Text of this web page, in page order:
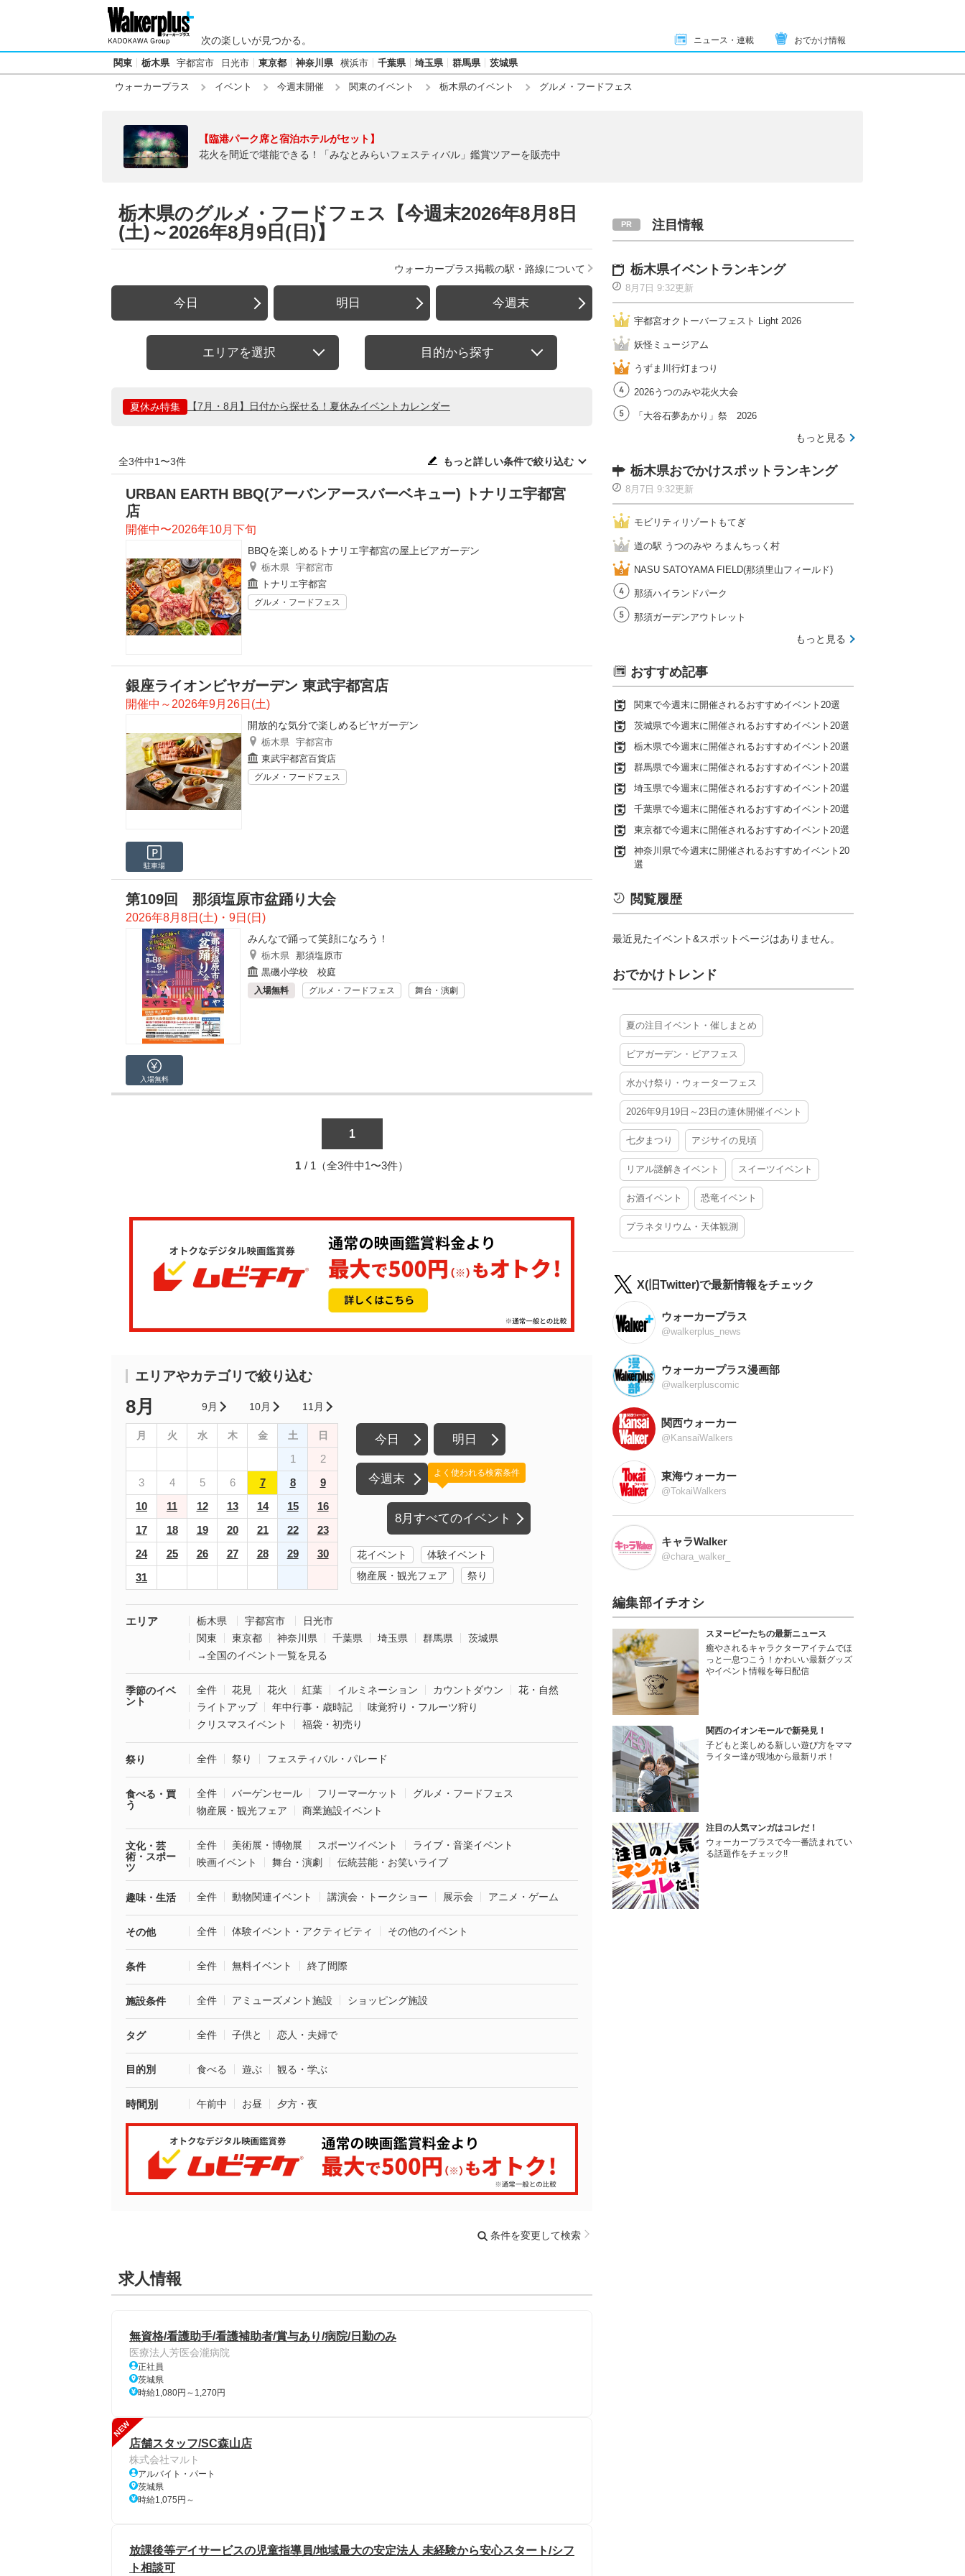
次の楽しいが見つかる。 ニュース・連載 おでかけ情報
関東 栃木県 宇都宮市 日光市 東京都 神奈川県 横浜市 千葉県 埼玉県 群馬県 茨城県
ウォーカープラス イベント 今週末開催 関東のイベント 栃木県のイベント グルメ・フードフェス
【臨港パーク席と宿泊ホテルがセット】
花火を間近で堪能できる！「みなとみらいフェスティバル」鑑賞ツアーを販売中
栃木県のグルメ・フードフェス【今週末2026年8月8日
(土)～2026年8月9日(日)】
ウォーカープラス掲載の駅・路線について
今日 明日 今週末
エリアを選択 目的から探す
夏休み特集 【7月・8月】日付から探せる！夏休みイベントカレンダー
全3件中1〜3件 もっと詳しい条件で絞り込む
URBAN EARTH BBQ(アーバンアースバーベキュー) トナリエ宇都宮
店
開催中〜2026年10月下旬
BBQを楽しめるトナリエ宇都宮の屋上ビアガーデン
栃木県 宇都宮市
トナリエ宇都宮
グルメ・フードフェス
銀座ライオンビヤガーデン 東武宇都宮店
開催中～2026年9月26日(土)
開放的な気分で楽しめるビヤガーデン
栃木県 宇都宮市
東武宇都宮百貨店
グルメ・フードフェス
駐車場
第109回 那須塩原市盆踊り大会
2026年8月8日(土)・9日(日)
みんなで踊って笑顔になろう！
栃木県 那須塩原市
黒磯小学校 校庭
入場無料 グルメ・フードフェス 舞台・演劇
入場無料
1
1 / 1（全3件中1〜3件）
エリアやカテゴリで絞り込む
8月 9月 10月 11月
月 火 水 木 金 土 日
1
2
3
4 5 6 7 8
9
10
11 12 13 14 15
16
17
18 19 20 21 22
23
24
25 26 27 28 29
30
31
今日 明日
今週末
8月すべてのイベント
よく使われる検索条件
花イベント
体験イベント
物産展・観光フェア
祭り
エリア 栃木県 宇都宮市
日光市
関東
東京都 神奈川県 千葉県 埼玉県 群馬県
茨城県
→全国のイベント一覧を見る
季節のイベ
ント
全件 花見 花火 紅葉 イルミネーション カウントダウン
花・自然
ライトアップ
年中行事・歳時記
味覚狩り・フルーツ狩り
クリスマスイベント
福袋・初売り
祭り 全件 祭り フェスティバル・パレード
食べる・買
う
全件 バーゲンセール フリーマーケット
グルメ・フードフェス
物産展・観光フェア
商業施設イベント
文化・芸
術・スポー
ツ
全件 美術展・博物展 スポーツイベント
ライブ・音楽イベント
映画イベント
舞台・演劇 伝統芸能・お笑いライブ
趣味・生活 全件 動物関連イベント 講演会・トークショー 展示会 アニメ・ゲーム
その他 全件 体験イベント・アクティビティ その他のイベント
条件 全件 無料イベント 終了間際
施設条件 全件 アミューズメント施設 ショッピング施設
タグ 全件 子供と 恋人・夫婦で
目的別 食べる 遊ぶ 観る・学ぶ
時間別 午前中 お昼 夕方・夜
条件を変更して検索
求人情報
無資格/看護助手/看護補助者/賞与あり/病院/日勤のみ
医療法人芳医会瀧病院
正社員
茨城県
時給1,080円～1,270円
NEW
店舗スタッフ/SC森山店
株式会社マルト
アルバイト・パート
茨城県
時給1,075円～
放課後等デイサービスの児童指導員/地域最大の安定法人 未経験から安心スタート/シフ
ト相談可
注目情報
栃木県イベントランキング
8月7日 9:32更新
宇都宮オクトーバーフェスト Light 2026
妖怪ミュージアム
うずま川行灯まつり
2026うつのみや花火大会
「大谷石夢あかり」祭 2026
もっと見る
栃木県おでかけスポットランキング
8月7日 9:32更新
モビリティリゾートもてぎ
道の駅 うつのみや ろまんちっく村
NASU SATOYAMA FIELD(那須里山フィールド)
那須ハイランドパーク
那須ガーデンアウトレット
もっと見る
おすすめ記事
関東で今週末に開催されるおすすめイベント20選
茨城県で今週末に開催されるおすすめイベント20選
栃木県で今週末に開催されるおすすめイベント20選
群馬県で今週末に開催されるおすすめイベント20選
埼玉県で今週末に開催されるおすすめイベント20選
千葉県で今週末に開催されるおすすめイベント20選
東京都で今週末に開催されるおすすめイベント20選
神奈川県で今週末に開催されるおすすめイベント20
選
閲覧履歴
最近見たイベント&スポットページはありません。
おでかけトレンド
夏の注目イベント・催しまとめ
ビアガーデン・ビアフェス
水かけ祭り・ウォーターフェス
2026年9月19日～23日の連休開催イベント
七夕まつり アジサイの見頃
リアル謎解きイベント スイーツイベント
お酒イベント 恐竜イベント
プラネタリウム・天体観測
X(旧Twitter)で最新情報をチェック
ウォーカープラス
@walkerplus_news
ウォーカープラス漫画部
@walkerpluscomic
関西ウォーカー
@KansaiWalkers
東海ウォーカー
@TokaiWalkers
キャラWalker
@chara_walker_
編集部イチオシ
スヌーピーたちの最新ニュース
癒やされるキャラクターアイテムでほ
っと一息つこう！かわいい最新グッズ
やイベント情報を毎日配信
関西のイオンモールで新発見！
子どもと楽しめる新しい遊び方をママ
ライター達が現地から最新リポ！
注目の人気マンガはコレだ！
ウォーカープラスで今一番読まれてい
る話題作をチェック!!